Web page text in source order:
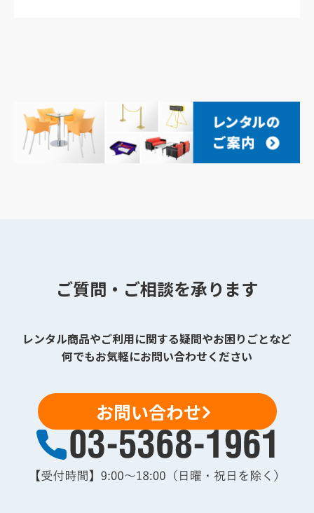
ご質問・ご相談を承ります
レンタル商品やご利用に関する疑問やお困りごとなど
何でもお気軽にお問い合わせください
お問い合わせ